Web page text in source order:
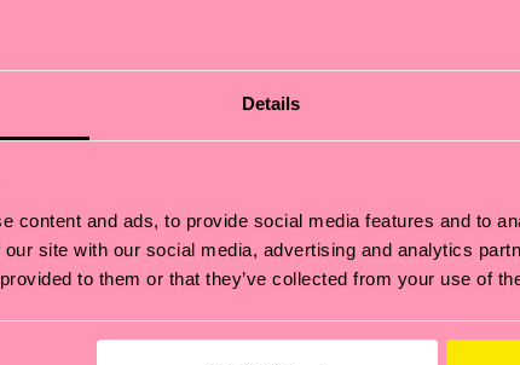
Details
content and ads, to provide social media features and to
site with our social media, advertising and analytics
to them or that they’ve collected from your use of
Polyamide, 1% Elastane
– es geht auch um eine ethische Lieferkette,
unsere länderspezifische Versandübersicht